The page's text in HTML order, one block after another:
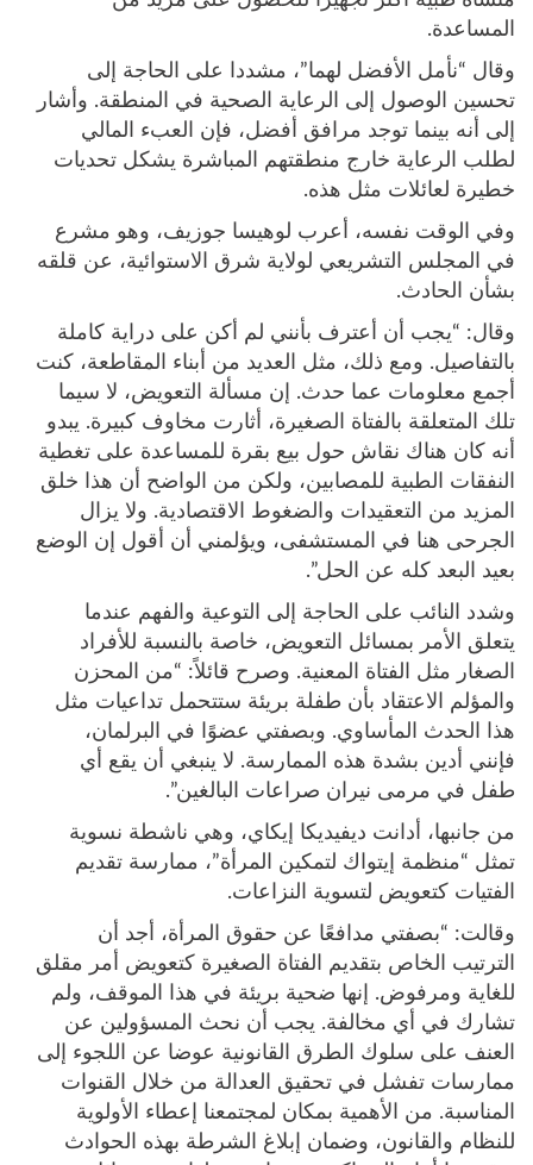
المساعدة.
وقال “نأمل الأفضل لهما”، مشددا على الحاجة إلى
تحسين الوصول إلى الرعاية الصحية في المنطقة. وأشار
إلى أنه بينما توجد مرافق أفضل، فإن العبء المالي
لطلب الرعاية خارج منطقتهم المباشرة يشكل تحديات
خطيرة لعائلات مثل هذه.
وفي الوقت نفسه، أعرب لوهيسا جوزيف، وهو مشرع
في المجلس التشريعي لولاية شرق الاستوائية، عن قلقه
بشأن الحادث.
وقال: “يجب أن أعترف بأنني لم أكن على دراية كاملة
بالتفاصيل. ومع ذلك، مثل العديد من أبناء المقاطعة، كنت
أجمع معلومات عما حدث. إن مسألة التعويض، لا سيما
تلك المتعلقة بالفتاة الصغيرة، أثارت مخاوف كبيرة. يبدو
أنه كان هناك نقاش حول بيع بقرة للمساعدة على تغطية
النفقات الطبية للمصابين، ولكن من الواضح أن هذا خلق
المزيد من التعقيدات والضغوط الاقتصادية. ولا يزال
الجرحى هنا في المستشفى، ويؤلمني أن أقول إن الوضع
بعيد البعد كله عن الحل”.
وشدد النائب على الحاجة إلى التوعية والفهم عندما
يتعلق الأمر بمسائل التعويض، خاصة بالنسبة للأفراد
الصغار مثل الفتاة المعنية. وصرح قائلاً: “من المحزن
والمؤلم الاعتقاد بأن طفلة بريئة ستتحمل تداعيات مثل
هذا الحدث المأساوي. وبصفتي عضوًا في البرلمان،
فإنني أدين بشدة هذه الممارسة. لا ينبغي أن يقع أي
طفل في مرمى نيران صراعات البالغين”.
من جانبها، أدانت ديفيديكا إيكاي، وهي ناشطة نسوية
تمثل “منظمة إيتواك لتمكين المرأة”، ممارسة تقديم
الفتيات كتعويض لتسوية النزاعات.
وقالت: “بصفتي مدافعًا عن حقوق المرأة، أجد أن
الترتيب الخاص بتقديم الفتاة الصغيرة كتعويض أمر مقلق
للغاية ومرفوض. إنها ضحية بريئة في هذا الموقف، ولم
تشارك في أي مخالفة. يجب أن نحث المسؤولين عن
العنف على سلوك الطرق القانونية عوضا عن اللجوء إلى
ممارسات تفشل في تحقيق العدالة من خلال القنوات
المناسبة. من الأهمية بمكان لمجتمعنا إعطاء الأولوية
للنظام والقانون، وضمان إبلاغ الشرطة بهذه الحوادث